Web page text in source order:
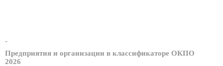
-
Предприятия и организации в классификаторе ОКПО
2026